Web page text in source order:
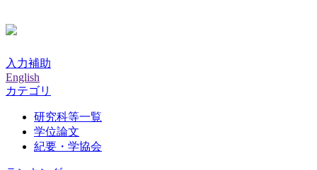
入力補助
English
カテゴリ
研究科等一覧
学位論文
紀要・学協会